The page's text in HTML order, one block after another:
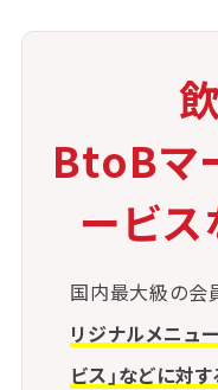
冷静に対応すること
⑤季節ごとの
季節限定やイベン
に"動き"のある印象
⑥データ分析
アクセス数、クリッ
で、グルメサイトが
し始めます。
BtoBマ
ービス
国内最大級の会
リジナルメニュ
ビス」などに対